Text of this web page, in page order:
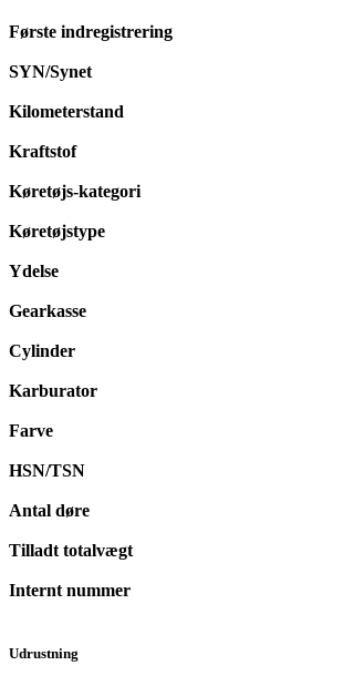
Første indregistrering
SYN/Synet
Kilometerstand
Kraftstof
Køretøjs-kategori
Køretøjstype
Ydelse
Gearkasse
Cylinder
Karburator
Farve
HSN/TSN
Antal døre
Tilladt totalvægt
Internt nummer
Udrustning